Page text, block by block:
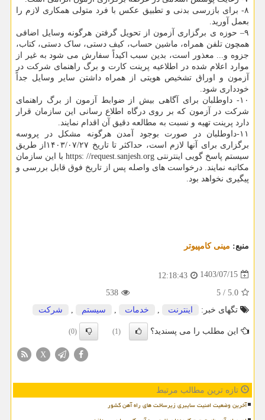
۸- برای بازرسی بدنی و تطبیق عکس با فرد متولی همکاری لازم را
بعمل آورید.
۹– حوزه ی برگزاری آزمون از تحویل گرفتن هرگونه وسایل اضافی
همچون تلفن همراه، ماشین حساب، کیف دستی، ساک دستی، کتاب،
جزوه و... معذور است، بدین سبب اکیداً سفارش می شود به غیر از
موارد اعلام شده در اطلاعیه پرینت کارت و برگ راهنمای شرکت در
آزمون و اوراق تشخیص هویتی از همراه داشتن سایر وسایل جداً
خودداری شود.
۱۰- داوطلبان برای آگاهی بیش از ضوابط آزمون از برگ راهنمای
شرکت در آزمون که بر روی درگاه اطلاع رسانی این سازمان قرار
دارد پرینت تهیه و نسبت به مطالعه دقیق آن اقدام نمایند.
۱۱-داوطلبان در صورت بوجود آمدن هرگونه مشکل در پروسه
برگزاری برای آنها لازم است، حداکثر تا تاریخ ۱۴۰۳/۰۷/۲۷از طریق
سیستم پاسخ گویی اینترنتی https: //request.sanjesh.org با این سازمان
مکاتبه نمایند. درخواست های واصله پس از تاریخ فوق قابل بررسی و
پیگیری نخواهد بود.
منبع: مینی كامپیوتر
1403/07/15
12:18:43
5.0
/
5
538
تگهای خبر:
اینترنت خدمات سیستم شركت
این مطلب را می پسندید؟ (1)
(0)
X
تازه ترین مطالب مرتبط
آخرین وضعیت امنیت سایبری زیرساخت های راه آهن کشور